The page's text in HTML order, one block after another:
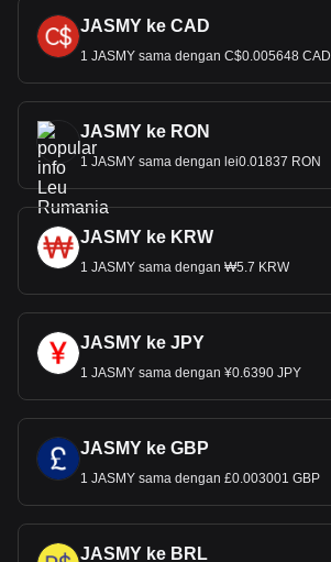
JASMY ke CAD
1 JASMY sama dengan C$0.005648 CAD
JASMY ke RON
1 JASMY sama dengan lei0.01837 RON
JASMY ke KRW
1 JASMY sama dengan ₩5.7 KRW
JASMY ke JPY
1 JASMY sama dengan ¥0.6390 JPY
JASMY ke GBP
1 JASMY sama dengan £0.003001 GBP
JASMY ke BRL